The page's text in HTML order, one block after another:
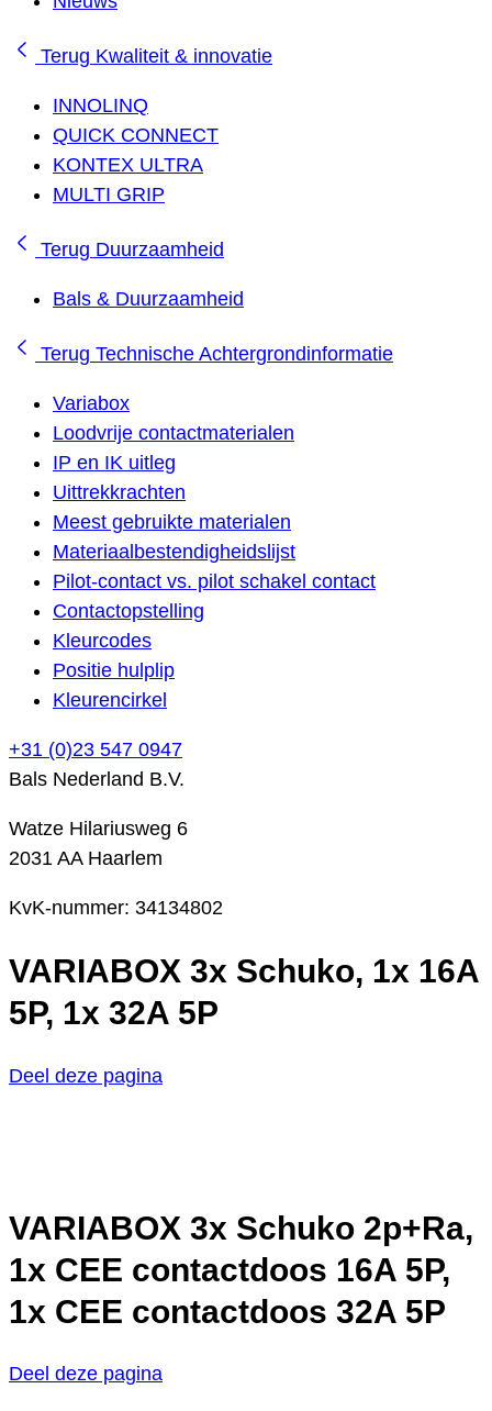
Terug Kwaliteit & innovatie
INNOLINQ
QUICK CONNECT
KONTEX ULTRA
MULTI GRIP
Terug Duurzaamheid
Bals & Duurzaamheid
Terug Technische Achtergrondinformatie
Variabox
Loodvrije contactmaterialen
IP en IK uitleg
Uittrekkrachten
Meest gebruikte materialen
Materiaalbestendigheidslijst
Pilot-contact vs. pilot schakel contact
Contactopstelling
Kleurcodes
Positie hulplip
Kleurencirkel
+31 (0)23 547 0947
Bals Nederland B.V.
Watze Hilariusweg 6
2031 AA Haarlem
KvK-nummer: 34134802
VARIABOX 3x Schuko, 1x 16A
5P, 1x 32A 5P
Deel deze pagina
VARIABOX 3x Schuko 2p+Ra,
1x CEE contactdoos 16A 5P,
1x CEE contactdoos 32A 5P
Deel deze pagina